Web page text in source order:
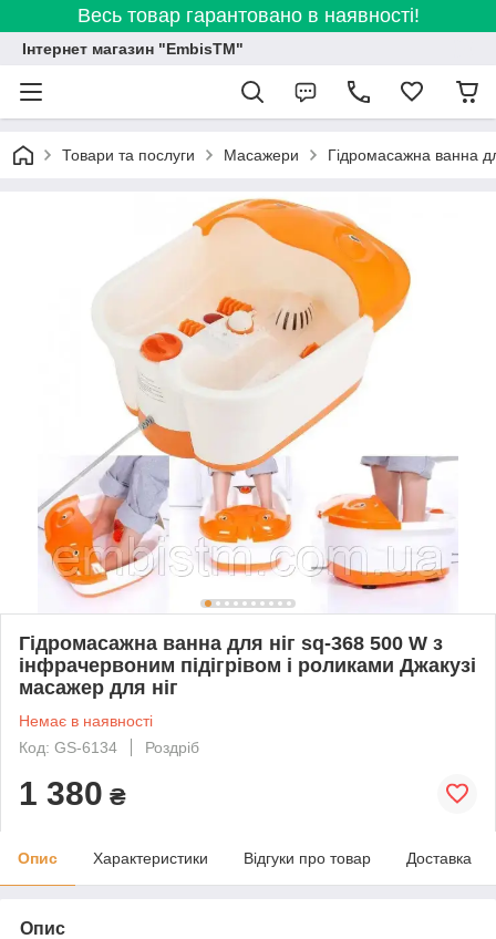
Весь товар гарантовано в наявності!
Інтернет магазин "EmbisTM"
Товари та послуги Масажери Гідромасажна ванна
Гідромасажна ванна для ніг sq-368 500 W з
інфрачервоним підігрівом і роликами Джакузі
масажер для ніг
Немає в наявності
Код: GS-6134
Роздріб
1 380 ₴
Опис Характеристики Відгуки про товар Доставка
Опис